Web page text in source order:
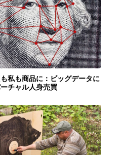
私も商品に：ビッグデータに
チャル人身売買